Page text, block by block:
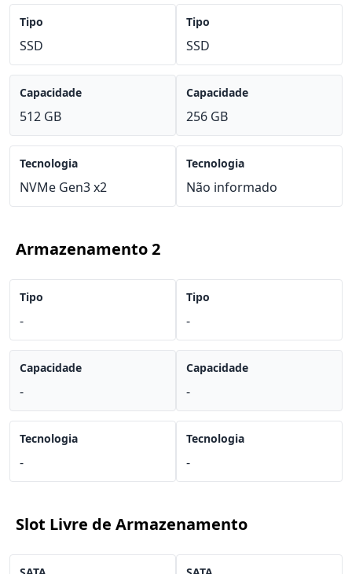
Tipo
SSD
Capacidade
512 GB
Tecnologia
NVMe Gen3 x2
Tipo
SSD
Capacidade
256 GB
Tecnologia
Não informado
Armazenamento 2
Tipo
-
Capacidade
-
Tecnologia
-
Tipo
-
Capacidade
-
Tecnologia
-
Slot Livre de Armazenamento